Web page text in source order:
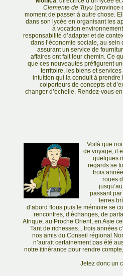
Clemente de Tuyu (province
moment de passer à autre chose.
dans son lycée en organisant les
à vocation
responsabilité d’adapter et de
dans l’économie sociale, au
assurant un service de
affaires ont fait leur chemin. Ce
que ces nouveautés préfigurent
territoire, les biens et
intuition qui la conduit à prendre
colporteurs de concepts et
changer d’échelle. Rendez-vous
Voilà que
de voyage, il
quelques
regards se
trois
roues
passant
terres
d’abord flous puis le mémoire se
rencontres, d’échanges, de
Afrique, au Proche Orient, en Asie
Tant de richesses... trois années
nos amis du Conseil régional
n’aurait certainement pas été
notre itinérance pour rendre
Jetez donc un